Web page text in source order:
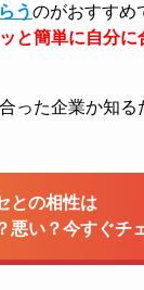
うのがおすすめ
と簡単に自分に
った企業か知る
との相性は
悪い？今すぐチ